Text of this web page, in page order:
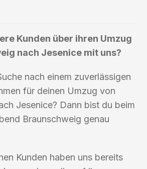
Kunden über ihren Umzug
nach Jesenice mit uns?
nach einem zuverlässigen
für deinen Umzug von
Jesenice? Dann bist du beim
Braunschweig genau
Kunden haben uns bereits